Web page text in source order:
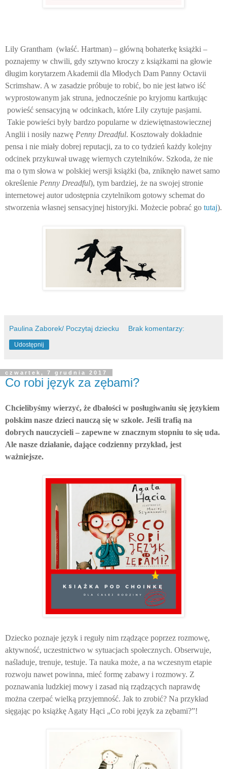
Lily Grantham (właść. Hartman) – główną bohaterkę książki –
poznajemy w chwili, gdy sztywno kroczy z książkami na głowie
długim korytarzem Akademii dla Młodych Dam Panny Octavii
Scrimshaw. A w zasadzie próbuje to robić, bo nie jest łatwo iść
wyprostowanym jak struna, jednocześnie po kryjomu kartkując
powieść sensacyjną w odcinkach, które Lily czytuje pasjami.
Takie powieści były bardzo popularne w dziewiętnastowiecznej
Anglii i nosiły nazwę Penny Dreadful. Kosztowały dokładnie
pensa i nie miały dobrej reputacji, za to co tydzień każdy kolejny
odcinek przykuwał uwagę wiernych czytelników. Szkoda, że nie
ma o tym słowa w polskiej wersji książki (ba, zniknęło nawet samo
określenie Penny Dreadful), tym bardziej, że na swojej stronie
internetowej autor udostępnia czytelnikom gotowy schemat do
stworzenia własnej sensacyjnej historyjki. Możecie pobrać go tutaj).
Paulina Zaborek/ Poczytaj dziecku Brak komentarzy:
Udostępnij
czwartek, 7 grudnia 2017
Co robi język za zębami?
Chcielibyśmy wierzyć, że dbałości w posługiwaniu się językiem
polskim nasze dzieci nauczą się w szkole. Jeśli trafią na
dobrych nauczycieli – zapewne w znacznym stopniu to się uda.
Ale nasze działanie, dające codzienny przykład, jest
ważniejsze.
Dziecko poznaje język i reguły nim rządzące poprzez rozmowę,
aktywność, uczestnictwo w sytuacjach społecznych. Obserwuje,
naśladuje, trenuje, testuje. Ta nauka może, a na wczesnym etapie
rozwoju nawet powinna, mieć formę zabawy i rozmowy. Z
poznawania ludzkiej mowy i zasad nią rządzących naprawdę
można czerpać wielką przyjemność. Jak to zrobić? Na przykład
sięgając po książkę Agaty Hąci „Co robi język za zębami?”!